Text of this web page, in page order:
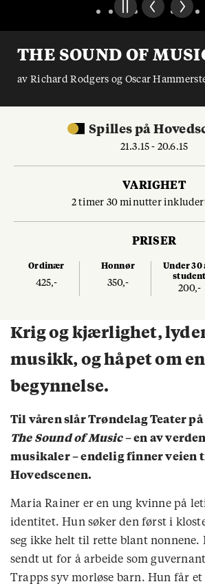
THE SOUND OF
av Richard Rodgers og Oscar
Spilles på
21.3.15 - 20.6.15
VARIGHET
2 timer 30 minutter
PRISER
Ordinær
425,-
Honnør
350,-
Under 30
student
200,-
Krig og kjærlighet,
musikk, og håpet om
begynnelse.
Til våren slår Trøndelag Teater
The Sound of Music– en av
musikaler – endelig finner veien
Hovedscenen.
Maria Rainer er en ung kvinne på
identitet. Hun søker den først i
seg ikke helt til rette blant
sendt ut for å arbeide som
Trapps syv morløse barn. Hun får